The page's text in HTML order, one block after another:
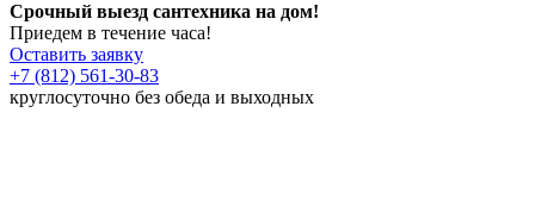
Срочный выезд сантехника на дом!
Приедем в течение часа!
Оставить заявку
+7 (812) 561-30-83
круглосуточно без обеда и выходных